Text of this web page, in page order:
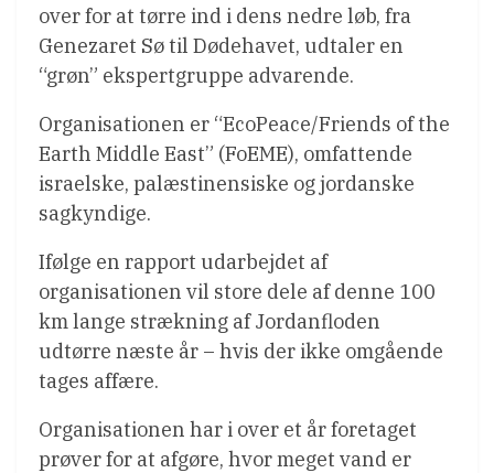
over for at tørre ind i dens nedre løb, fra
Genezaret Sø til Dødehavet, udtaler en
“grøn” ekspertgruppe advarende.
Organisationen er “EcoPeace/Friends of the
Earth Middle East” (FoEME), omfattende
israelske, palæstinensiske og jordanske
sagkyndige.
Ifølge en rapport udarbejdet af
organisationen vil store dele af denne 100
km lange strækning af Jordanfloden
udtørre næste år – hvis der ikke omgående
tages affære.
Organisationen har i over et år foretaget
prøver for at afgøre, hvor meget vand er